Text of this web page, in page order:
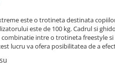
este o trotineta destinata
este de 100 kg. Cadrul si
combinatie intre o trotineta freestyle
lucru va ofera posibilitatea de a